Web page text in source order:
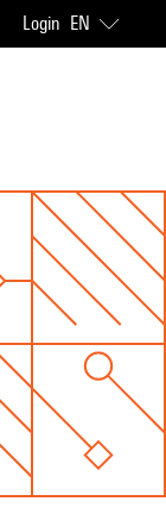
Login EN